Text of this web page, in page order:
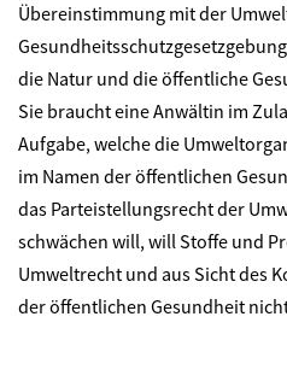
Übereinstimmung mit der
die Natur und die öffentliche
Sie braucht eine Anwältin im
Aufgabe, welche die
im Namen der öffentlichen
das Parteistellungsrecht der
schwächen will, will Stoffe und
Umweltrecht und aus Sicht des
der öffentlichen Gesundheit